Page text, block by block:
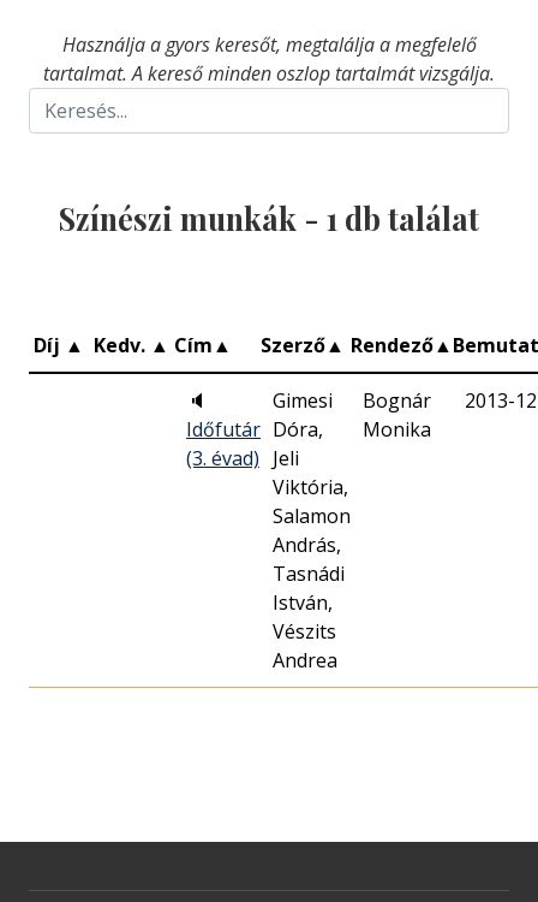
Használja a gyors keresőt, megtalálja a megfelelő
tartalmat. A kereső minden oszlop tartalmát vizsgálja.
Színészi munkák - 1 db találat
Díj ▲ Kedv. ▲ Cím▲ Szerző▲ Rendező▲
🔈
Időfutár
(3. évad)
Gimesi
Dóra,
Jeli
Viktória,
Salamon
András,
Tasnádi
István,
Vészits
Andrea
Bognár
Monika
2013-